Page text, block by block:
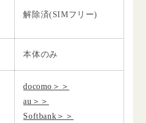
解除済(SIMフリー)
本体のみ
docomo＞＞
au＞＞
Softbank＞＞